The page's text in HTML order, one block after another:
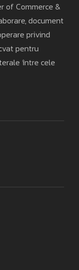
of Commerce &
document
privind
pentru
între cele